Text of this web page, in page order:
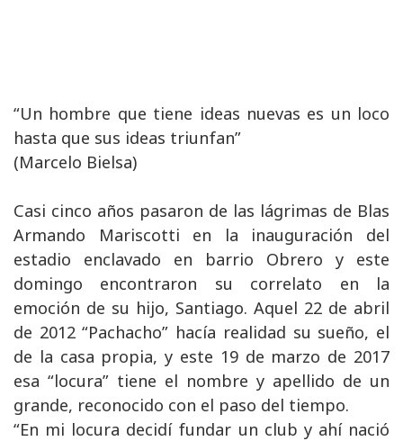
“Un hombre que tiene ideas nuevas es un loco
hasta que sus ideas triunfan”
(Marcelo Bielsa)
Casi cinco años pasaron de las lágrimas de Blas
Armando Mariscotti en la inauguración del
estadio enclavado en barrio Obrero y este
domingo encontraron su correlato en la
emoción de su hijo, Santiago. Aquel 22 de abril
de 2012 “Pachacho” hacía realidad su sueño, el
de la casa propia, y este 19 de marzo de 2017
esa “locura” tiene el nombre y apellido de un
grande, reconocido con el paso del tiempo.
“En mi locura decidí fundar un club y ahí nació